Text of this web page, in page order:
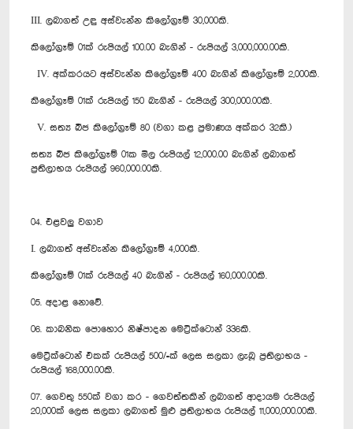
III. ලබාගත් උඳු අස්වැන්න කිලෝග්‍රෑම් 30,000කි.
කිලෝග්‍රෑම් 01ක් රුපියල් 100.00 බැගින් - රුපියල් 3,000,000.00කි.
IV. අක්කරයට අස්වැන්න කිලෝග්‍රෑම් 400 බැගින් කිලෝග්‍රෑම් 2,000කි.
කිලෝග්‍රෑම් 01ක් රුපියල් 150 බැගින් - රුපියල් 300,000.00කි.
V. සත්‍ය බීජ කිලෝග්‍රෑම් 80 (වගා කළ ප්‍රමාණය අක්කර 32කි.)
සත්‍ය බීජ කිලෝග්‍රෑම් 01ක මිල රුපියල් 12,000.00 බැගින් ලබාගත්
ප්‍රතිලාභය රුපියල් 960,000.00කි.
04. එළවලු වගාව
I. ලබාගත් අස්වැන්න කිලෝග්‍රෑම් 4,000කි.
කිලෝග්‍රෑම් 01ක් රුපියල් 40 බැගින් - රුපියල් 160,000.00කි.
05. අදාළ නොවේ.
06. කාබනික පොහොර නිෂ්පාදන මෙට්‍රික්ටොන් 336කි.
මෙට්‍රික්ටොන් එකක් රුපියල් 500/=ක් ලෙස සලකා ලැබූ ප්‍රතිලාභය -
රුපියල් 168,000.00කි.
07. ගෙවතු 550ක් වගා කර - ගෙවත්තකින් ලබාගත් ආදායම රුපියල්
20,000ක් ලෙස සලකා ලබාගත් මුළු ප්‍රතිලාභය රුපියල් 11,000,000.00කි.